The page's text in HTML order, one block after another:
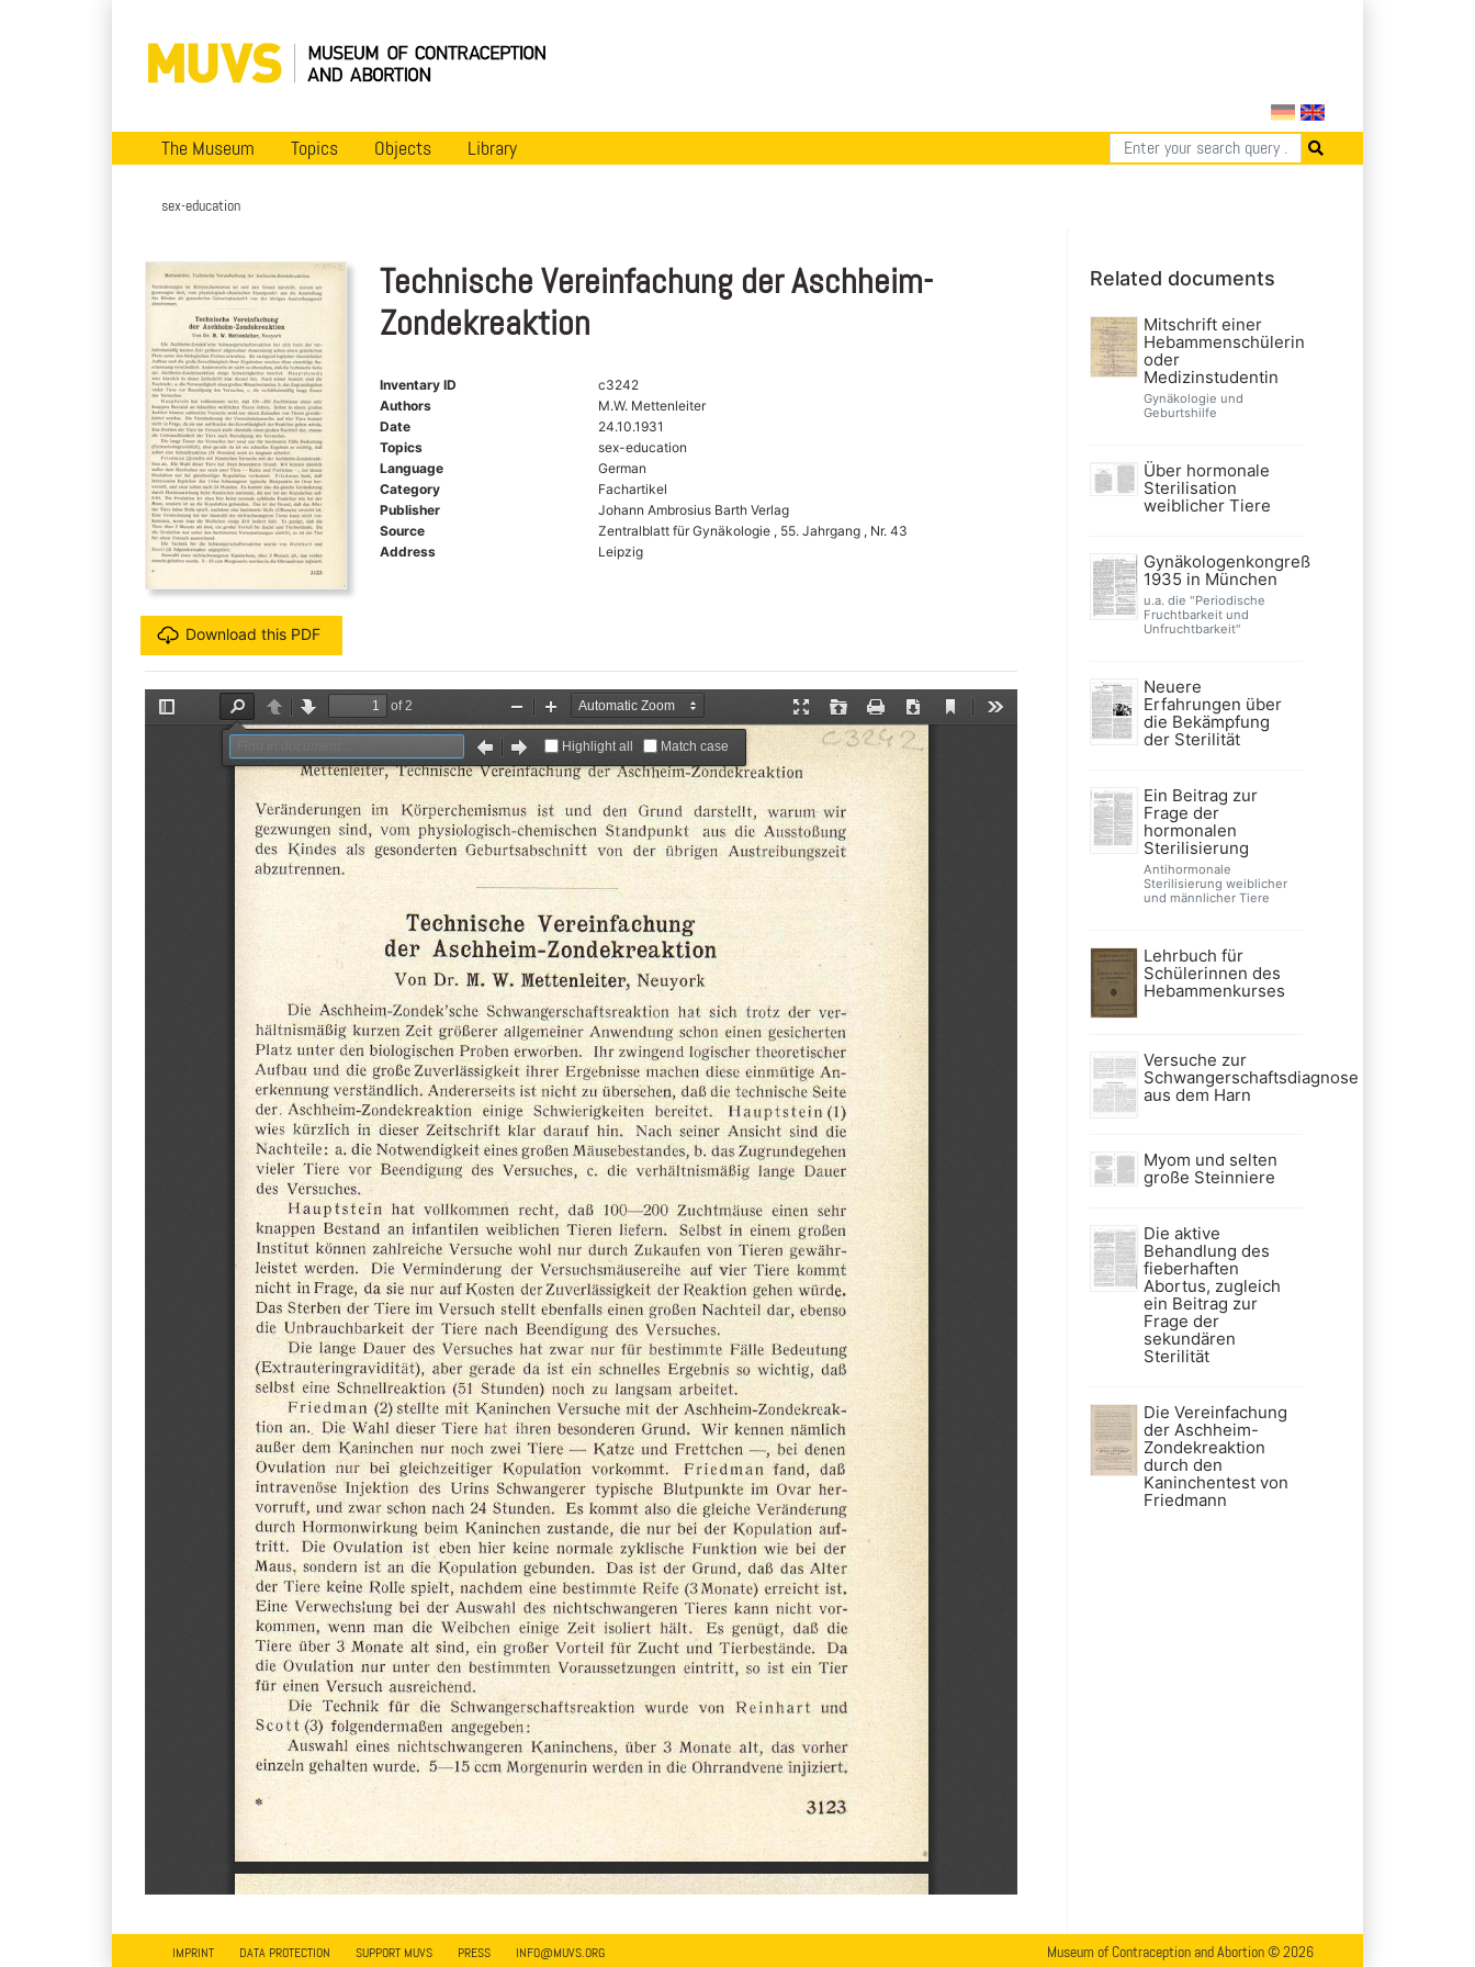
The Museum Topics Objects Library
sex-education
Download this PDF
Technische Vereinfachung der Aschheim-
Zondekreaktion
Inventary ID
c3242
Authors
M.W. Mettenleiter
Date
24.10.1931
Topics
sex-education
Language
German
Category
Fachartikel
Publisher
Johann Ambrosius Barth Verlag
Source
Zentralblatt für Gynäkologie , 55. Jahrgang , Nr. 43
Address
Leipzig
Related documents
Mitschrift einer
Hebammenschülerin
oder
Medizinstudentin
Gynäkologie und
Geburtshilfe
Über hormonale
Sterilisation
weiblicher Tiere
Gynäkologenkongreß
1935 in München
u.a. die "Periodische
Fruchtbarkeit und
Unfruchtbarkeit"
Neuere
Erfahrungen über
die Bekämpfung
der Sterilität
Ein Beitrag zur
Frage der
hormonalen
Sterilisierung
Antihormonale
Sterilisierung weiblicher
und männlicher Tiere
Lehrbuch für
Schülerinnen des
Hebammenkurses
Versuche zur
Schwangerschaftsdiagnose
aus dem Harn
Myom und selten
große Steinniere
Die aktive
Behandlung des
fieberhaften
Abortus, zugleich
ein Beitrag zur
Frage der
sekundären
Sterilität
Die Vereinfachung
der Aschheim-
Zondekreaktion
durch den
Kaninchentest von
Friedmann
IMPRINT DATA PROTECTION SUPPORT MUVS PRESS INFO@MUVS.ORG Museum of Contraception and Abortion © 2026